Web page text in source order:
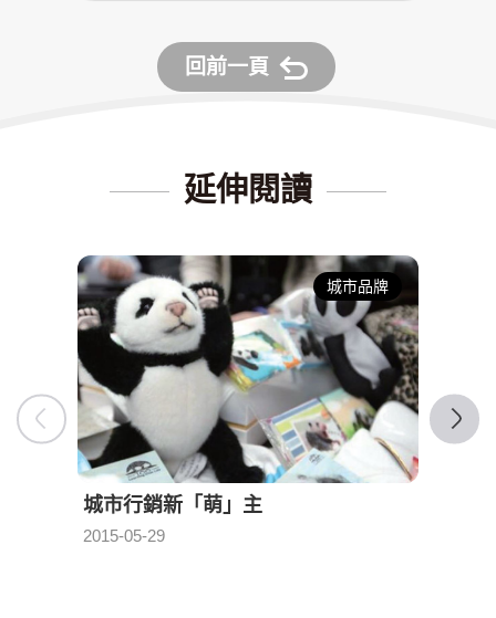
期
：回前一頁
延伸閱讀
城市品牌
城市行銷新「萌」主
2015-05-29